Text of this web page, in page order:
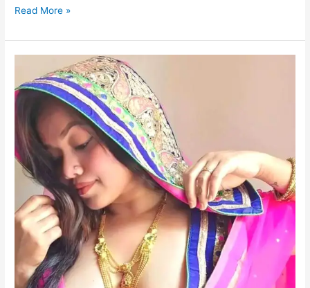
আমার
কয়েকটা
ছেলে
ধর্ষণ
চুদলো
Read More »